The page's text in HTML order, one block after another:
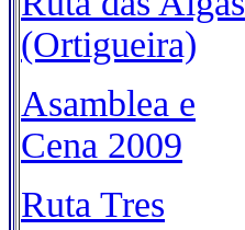
(Ortigueira)
Asamblea e
Cena 2009
Ruta Tres